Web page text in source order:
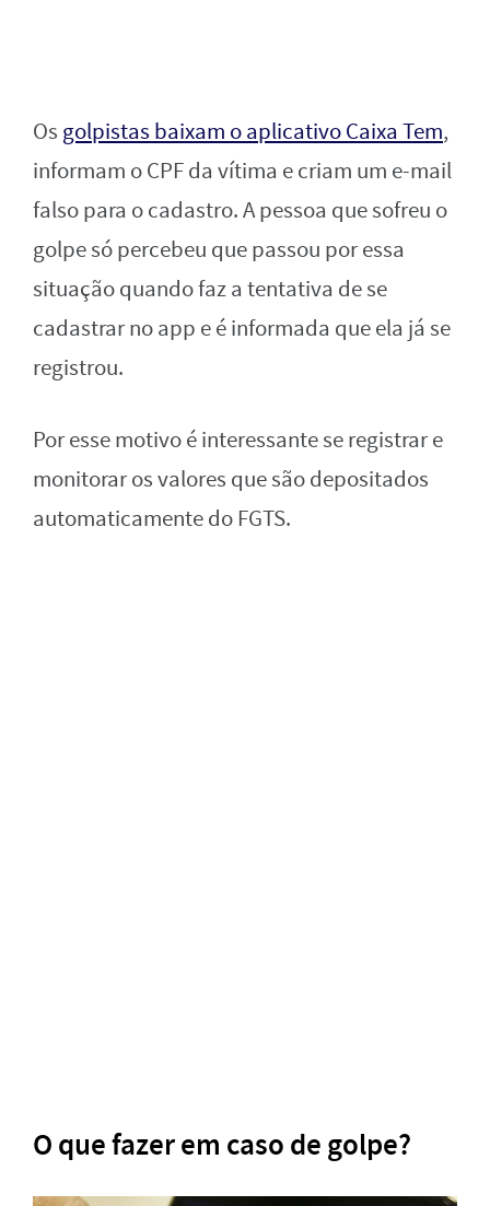
Os golpistas baixam o aplicativo Caixa Tem,
informam o CPF da vítima e criam um e-mail
falso para o cadastro. A pessoa que sofreu o
golpe só percebeu que passou por essa
situação quando faz a tentativa de se
cadastrar no app e é informada que ela já se
registrou.
Por esse motivo é interessante se registrar e
monitorar os valores que são depositados
automaticamente do FGTS.
O que fazer em caso de golpe?